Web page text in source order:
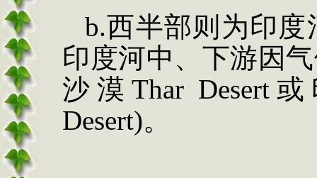
b.西半部则为印度
印度河中、下游因
沙漠 Thar Desert
Desert)。